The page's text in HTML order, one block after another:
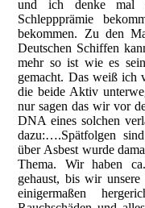
und ich denke mal
Schleppprämie
bekommen. Zu den
Deutschen Schiffen
mehr so ist wie es
gemacht. Das weiß ich
die beide Aktiv
nur sagen das wir vor
DNA eines solchen
dazu:….Spätfolgen
über Asbest wurde
Thema. Wir haben
gehaust, bis wir
einigermaßen